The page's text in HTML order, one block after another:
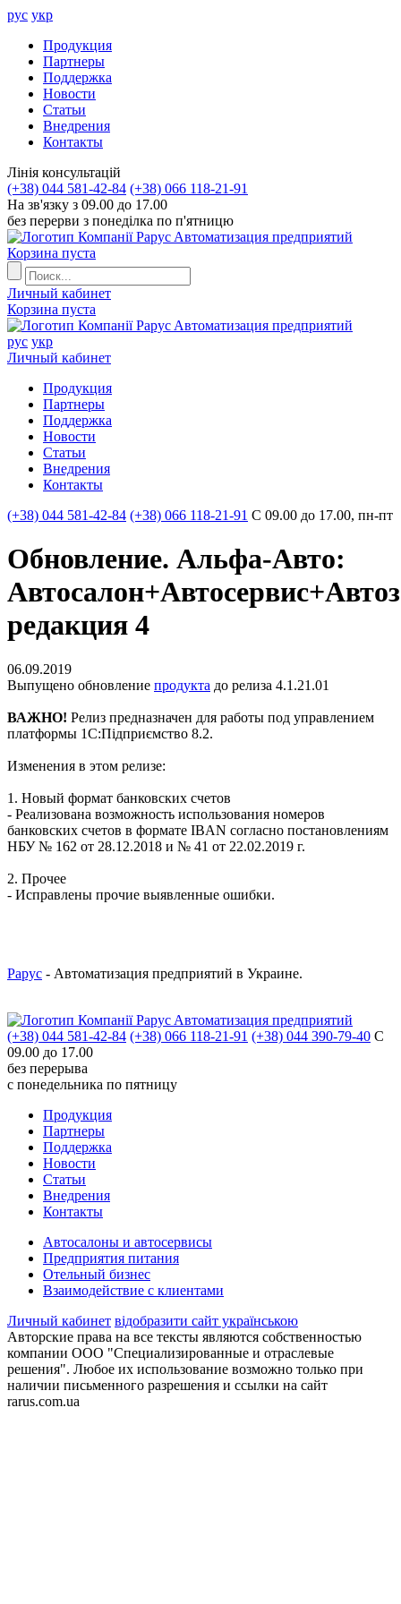
рус укр
Продукция
Партнеры
Поддержка
Новости
Статьи
Внедрения
Контакты
Лiнiя консультацiй
(+38) 044 581-42-84 (+38) 066 118-21-91
На зв'язку з 09.00 до 17.00
без перерви з понеділка по п'ятницю
Aвтоматизация предприятий
Корзина пуста
Личный кабинет
Корзина пуста
Aвтоматизация предприятий
рус укр
Личный кабинет
Продукция
Партнеры
Поддержка
Новости
Статьи
Внедрения
Контакты
(+38) 044 581-42-84 (+38) 066 118-21-91 С 09.00 до 17.00, пн-пт
Обновление. Альфа-Авто:
редакция 4
06.09.2019
Выпущено обновление продукта до релиза 4.1.21.01
ВАЖНО! Релиз предназначен для работы под управлением
платформы 1С:Підприємство 8.2.
Изменения в этом релизе:
1. Новый формат банковских счетов
- Реализована возможность использования номеров
банковских счетов в формате IBAN согласно постановлениям
НБУ № 162 от 28.12.2018 и № 41 от 22.02.2019 г.
2. Прочее
- Исправлены прочие выявленные ошибки.
Рарус - Автоматизация предприятий в Украине.
Aвтоматизация предприятий
(+38) 044 581-42-84 (+38) 066 118-21-91 (+38) 044 390-79-40 С
09.00 до 17.00
без перерыва
с понедельника по пятницу
Продукция
Партнеры
Поддержка
Новости
Статьи
Внедрения
Контакты
Автосалоны и автосервисы
Предприятия питания
Отельный бизнес
Взаимодействие с клиентами
Личный кабинет відобразити сайт українською
Авторские права на все тексты являются собственностью
компании ООО "Специализированные и отраслевые
решения". Любое их использование возможно только при
наличии письменного разрешения и ссылки на сайт
rarus.com.ua